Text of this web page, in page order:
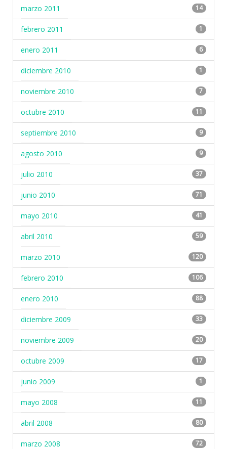
marzo 2011 14
febrero 2011 1
enero 2011 6
diciembre 2010 1
noviembre 2010 7
octubre 2010 11
septiembre 2010 9
agosto 2010 9
julio 2010 37
junio 2010 71
mayo 2010 41
abril 2010 59
marzo 2010 120
febrero 2010 106
enero 2010 88
diciembre 2009 33
noviembre 2009 20
octubre 2009 17
junio 2009 1
mayo 2008 11
abril 2008 80
marzo 2008 72